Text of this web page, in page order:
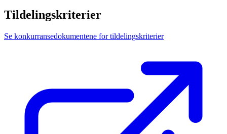
Tildelingskriterier
Se konkurransedokumentene for tildelingskriterier